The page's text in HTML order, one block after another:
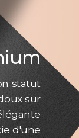
statut
sur
d'une